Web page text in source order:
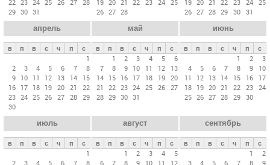
а
к
22 23 24 25 26 27 28
29 30 31
19 20 21 22 23 24 25
26 27 28
19 20 21 22 23 24 25
26 27 28 29 30 31
апрель
в п в с ч п
с
1
2
3 4 5 6 7
8
9 10 11 12 13 14
15
16 17 18 19 20 21
22
23 24 25 26 27 28 29
30
май
в п в с ч п
с
1
2 3 4 5
6
7
8 9 10 11 12
13
14 15 16 17 18 19 20
21
22 23 24 25 26 27
28 29 30 31
июнь
в п в с ч п
с
1
2
3
4
5 6 7 8 9
10
11
12 13 14 15 16
17
18 19 20 21 22 23 24
25 26 27 28 29 30
июль
в п в с ч п
с
1
2
3 4 5 6 7 8
август
в п в с ч п
с
1
2 3 4
5
6
7 8 9 10 11 12
сентябрь
в п в с ч п
с
1
2
3
4 5 6 7 8 9